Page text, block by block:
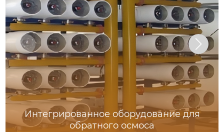
Интегрированное оборудование для
обратного осмоса